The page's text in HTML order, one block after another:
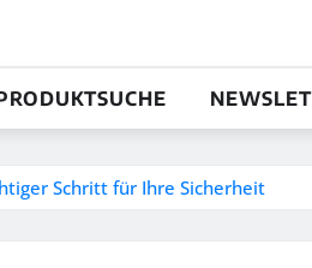
Schritt für Ihre Sicherheit